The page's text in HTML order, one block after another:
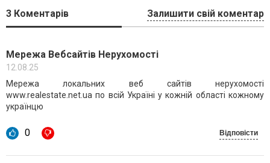
3 Коментарів Залишити свій коментар
Мережа Вебсайтів Нерухомості
12.08.25
Мережа локальних веб сайтів нерухомості
www.realestate.net.ua по всій Україні у кожній області кожному
українцю
0 Відповісти